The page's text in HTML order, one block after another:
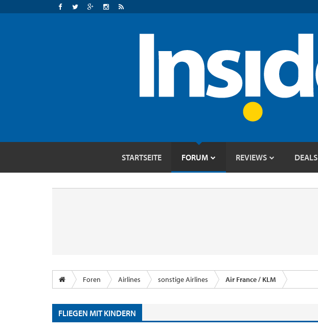
STARTSEITE FORUM REVIEWS DEALS
Foren Airlines sonstige Airlines Air France / KLM
FLIEGEN MIT KINDERN